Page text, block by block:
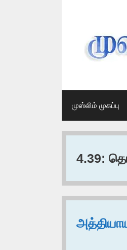
முஸ்லிம் முகப்பு
4.39: